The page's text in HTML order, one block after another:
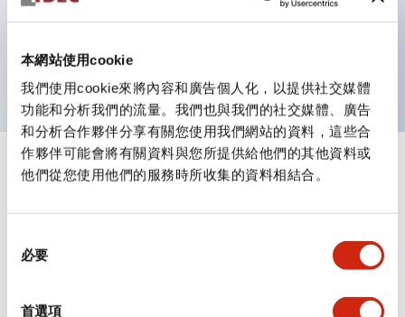
本網站使用cookie
我們使用cookie來將內容和廣告個人化，以提供社交媒體
功能和分析我們的流量。我們也與我們的社交媒體、廣告
和分析合作夥伴分享有關您使用我們網站的資料，這些合
作夥伴可能會將有關資料與您所提供給他們的其他資料或
他們從您使用他們的服務時所收集的資料相結合。
必要
首選項
接點塊）。可實現省空間設計。
防護結構
規格
審美規範
電氣規範（額定照明部分）
環境規範